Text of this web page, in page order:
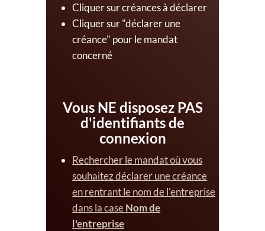
Cliquer sur créances à déclarer
Cliquer sur "déclarer une
créance" pour le mandat
concerné
Vous NE disposez PAS
d'identifiants de
connexion
Rechercher le mandat où vous
souhaitez déclarer une créance
en rentrant le nom de l'entreprise
dans la caseNom de
l'entreprise